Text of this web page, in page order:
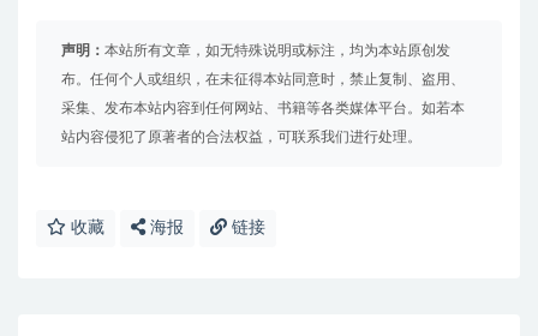
声明： 本站所有文章，如无特殊说明或标注，均为本站原创发
布。任何个人或组织，在未征得本站同意时，禁止复制、盗用、
采集、发布本站内容到任何网站、书籍等各类媒体平台。如若本
站内容侵犯了原著者的合法权益，可联系我们进行处理。
收藏 海报 链接